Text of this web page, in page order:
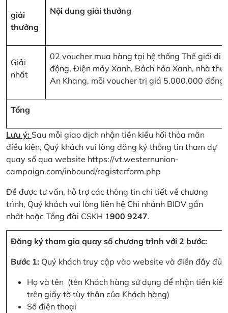
giải
thưởng
Nội dung giải thưởng
Giải
nhất
02 voucher mua hàng tại hệ thống Thế giới di
động, Điện máy Xanh, Bách hóa Xanh, nhà
An Khang, mỗi voucher trị giá 5.000.000 đồng
Tổng
Lưu ý: Sau mỗi giao dịch nhận tiền kiều hối thỏa mãn
điều kiện, Quý khách vui lòng đăng ký thông tin tham dự
quay số qua website https://vt.westernunion-
campaign.com/inbound/registerform.php
Để được tư vấn, hỗ trợ các thông tin chi tiết về chương
trình, Quý khách vui lòng liên hệ Chi nhánh BIDV gần
nhất hoặc Tổng đài CSKH 1900 9247.
Đăng ký tham gia quay số chương trình với 2 bước:
Bước 1: Quý khách truy cập vào website và điền đầy đủ
Họ và tên (tên Khách hàng sử dụng để nhận tiền
trên giấy tờ tùy thân của Khách hàng)
Số điện thoại